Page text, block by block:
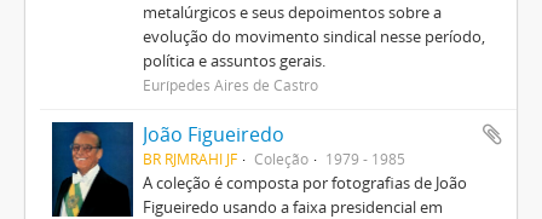
metalúrgicos e seus depoimentos sobre a
evolução do movimento sindical nesse período,
política e assuntos gerais.
Eurípedes Aires de Castro
João Figueiredo
BR RJMRAHI JF Coleção 1979 - 1985
A coleção é composta por fotografias de João
Figueiredo usando a faixa presidencial em